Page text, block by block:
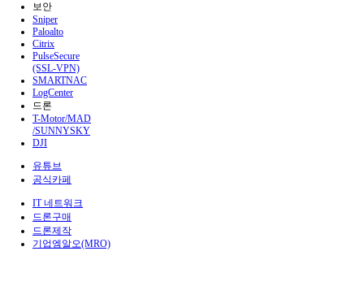
보안
Sniper
Paloalto
Citrix
PulseSecure
(SSL-VPN)
SMARTNAC
LogCenter
드론
T-Motor/MAD
/SUNNYSKY
DJI
유튜브
공식카페
IT 네트워크
드론구매
드론제작
기업엠알오(MRO)